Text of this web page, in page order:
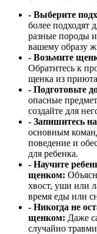
- Выберите
более подходят
разные породы и
вашему образу
- Возьмите
Обратитесь к
щенка из
- Подготовьте
опасные
создайте для
- Запишитесь
основным
поведение и
для ребенка.
- Научите
щенком:
хвост, уши или
время еды или
- Никогда не
щенком: Даже
случайно